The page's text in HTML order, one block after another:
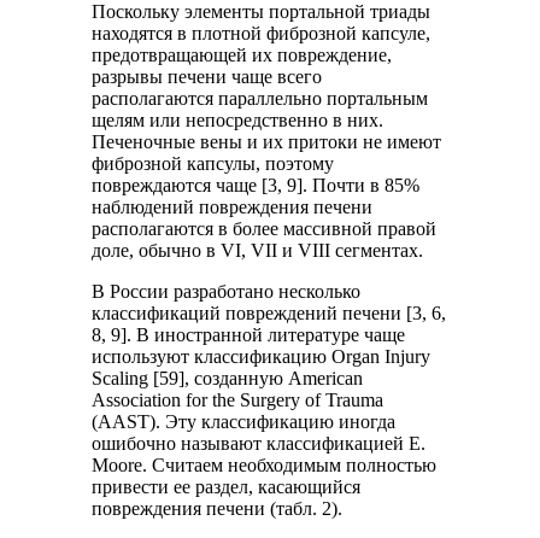
Поскольку элементы портальной триады
находятся в плотной фиброзной капсуле,
предотвращающей их повреждение,
разрывы печени чаще всего
располагаются параллельно портальным
щелям или непосредственно в них.
Печеночные вены и их притоки не имеют
фиброзной капсулы, поэтому
повреждаются чаще [3, 9]. Почти в 85%
наблюдений повреждения печени
располагаются в более массивной правой
доле, обычно в VI, VII и VIII сегментах.
В России разработано несколько
классификаций повреждений печени [3, 6,
8, 9]. В иностранной литературе чаще
используют классификацию Organ Injury
Scaling [59], созданную American
Association for the Surgery of Trauma
(AAST). Эту классификацию иногда
ошибочно называют классификацией E.
Moore. Считаем необходимым полностью
привести ее раздел, касающийся
повреждения печени (табл. 2).